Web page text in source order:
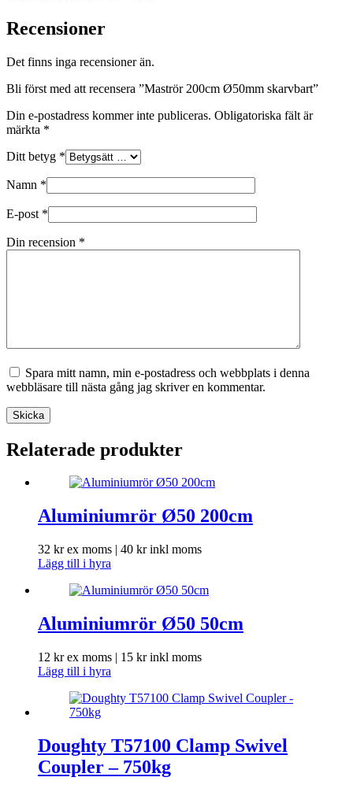
Recensioner
Det finns inga recensioner än.
Bli först med att recensera ”Maströr 200cm Ø50mm skarvbart”
Din e-postadress kommer inte publiceras. Obligatoriska fält är
märkta *
Ditt betyg *
Namn *
E-post *
Din recension *
Spara mitt namn, min e-postadress och webbplats i denna
webbläsare till nästa gång jag skriver en kommentar.
Skicka
Relaterade produkter
Aluminiumrör Ø50 200cm
32 krex moms | 40 krinkl moms
Lägg till i hyra
Aluminiumrör Ø50 50cm
12 krex moms | 15 krinkl moms
Lägg till i hyra
Doughty T57100 Clamp Swivel
Coupler – 750kg